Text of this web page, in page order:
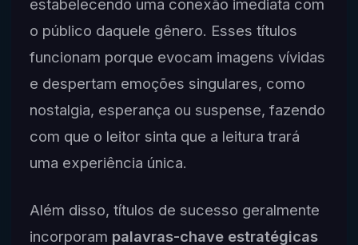
estabelecendo uma conexão imediata com
o público daquele gênero. Esses títulos
funcionam porque evocam imagens vívidas
e despertam emoções singulares, como
nostalgia, esperança ou suspense, fazendo
com que o leitor sinta que a leitura trará
uma experiência única.
Além disso, títulos de sucesso geralmente
incorporam palavras-chave estratégicas